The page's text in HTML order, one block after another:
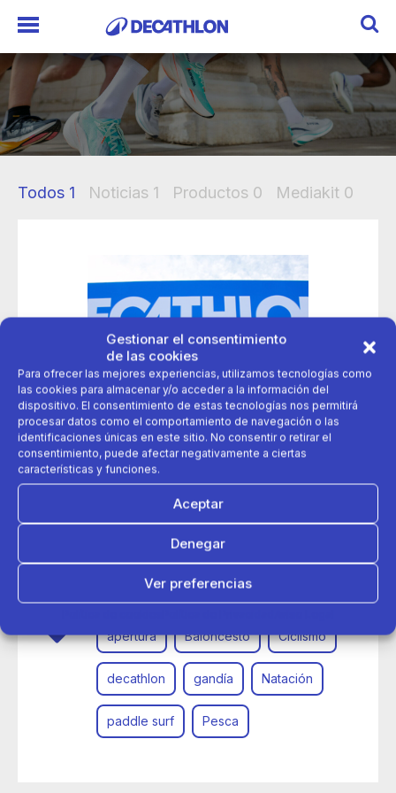
Gestionar el consentimiento
de las cookies
Para ofrecer las mejores experiencias, utilizamos tecnologías como
las cookies para almacenar y/o acceder a la información del
dispositivo. El consentimiento de estas tecnologías nos permitirá
procesar datos como el comportamiento de navegación o las
identificaciones únicas en este sitio. No consentir o retirar el
consentimiento, puede afectar negativamente a ciertas
características y funciones.
Aceptar
Denegar
Ver preferencias
Todos 1 Noticias 1 Productos 0 Mediakit 0
apertura Baloncesto Ciclismo
decathlon gandía Natación
paddle surf Pesca